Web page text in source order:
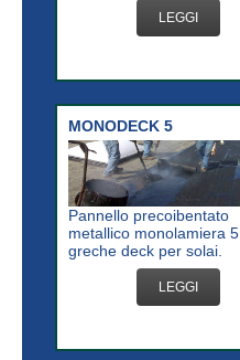
LEGGI
MONODECK 5
Pannello precoibentato
metallico monolamiera 5
greche deck per solai.
LEGGI